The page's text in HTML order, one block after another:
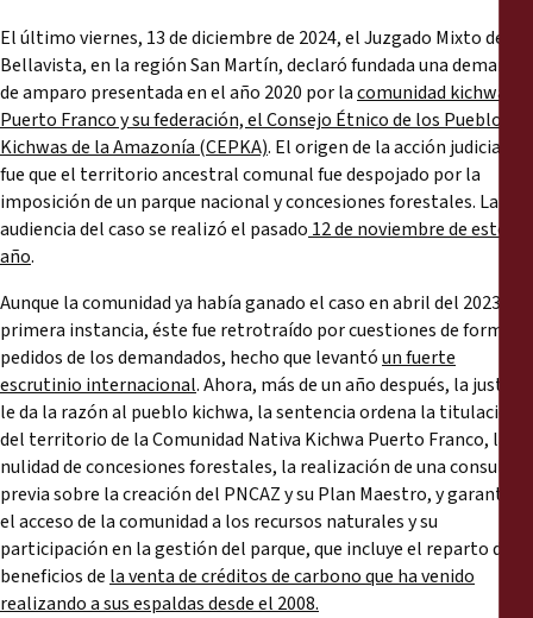
Annual Reports
El último viernes, 13 de diciembre de 2024, el Juzgado Mixto de
Bellavista, en la región San Martín, declaró fundada una demanda
de amparo presentada en el año 2020 por lacomunidad kichwa
Puerto Franco y su federación, el Consejo Étnico de los Pueblos
Kichwas de la Amazonía (CEPKA). El origen de la acción judicial
fue que el territorio ancestral comunal fue despojado por la
imposición de un parque nacional y concesiones forestales. La
audiencia del caso se realizó el pasado 12 de noviembre de este
año.
Aunque la comunidad ya había ganado el caso en abril del 2023 en
primera instancia, éste fue retrotraído por cuestiones de forma y
pedidos de los demandados, hecho que levantóun fuerte
escrutinio internacional. Ahora, más de un año después, la justicia
le da la razón al pueblo kichwa, la sentencia ordena la titulación
del territorio de la Comunidad Nativa Kichwa Puerto Franco, la
nulidad de concesiones forestales, la realización de una consulta
previa sobre la creación del PNCAZ y su Plan Maestro, y garantiza
el acceso de la comunidad a los recursos naturales y su
participación en la gestión del parque, que incluye el reparto de
beneficios de la venta de créditos de carbono que ha venido
realizando a sus espaldas desde el 2008.